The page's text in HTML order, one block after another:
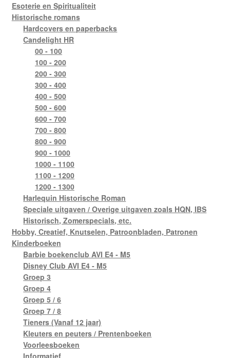
Esoterie en Spiritualiteit
Historische romans
Hardcovers en paperbacks
Candelight HR
00 - 100
100 - 200
200 - 300
300 - 400
400 - 500
500 - 600
600 - 700
700 - 800
800 - 900
900 - 1000
1000 - 1100
1100 - 1200
1200 - 1300
Harlequin Historische Roman
Speciale uitgaven / Overige uitgaven zoals HQN, IBS
Historisch, Zomerspecials, etc.
Hobby, Creatief, Knutselen, Patroonbladen, Patronen
Kinderboeken
Barbie boekenclub AVI E4 - M5
Disney Club AVI E4 - M5
Groep 3
Groep 4
Groep 5 / 6
Groep 7 / 8
Tieners (Vanaf 12 jaar)
Kleuters en peuters / Prentenboeken
Voorleesboeken